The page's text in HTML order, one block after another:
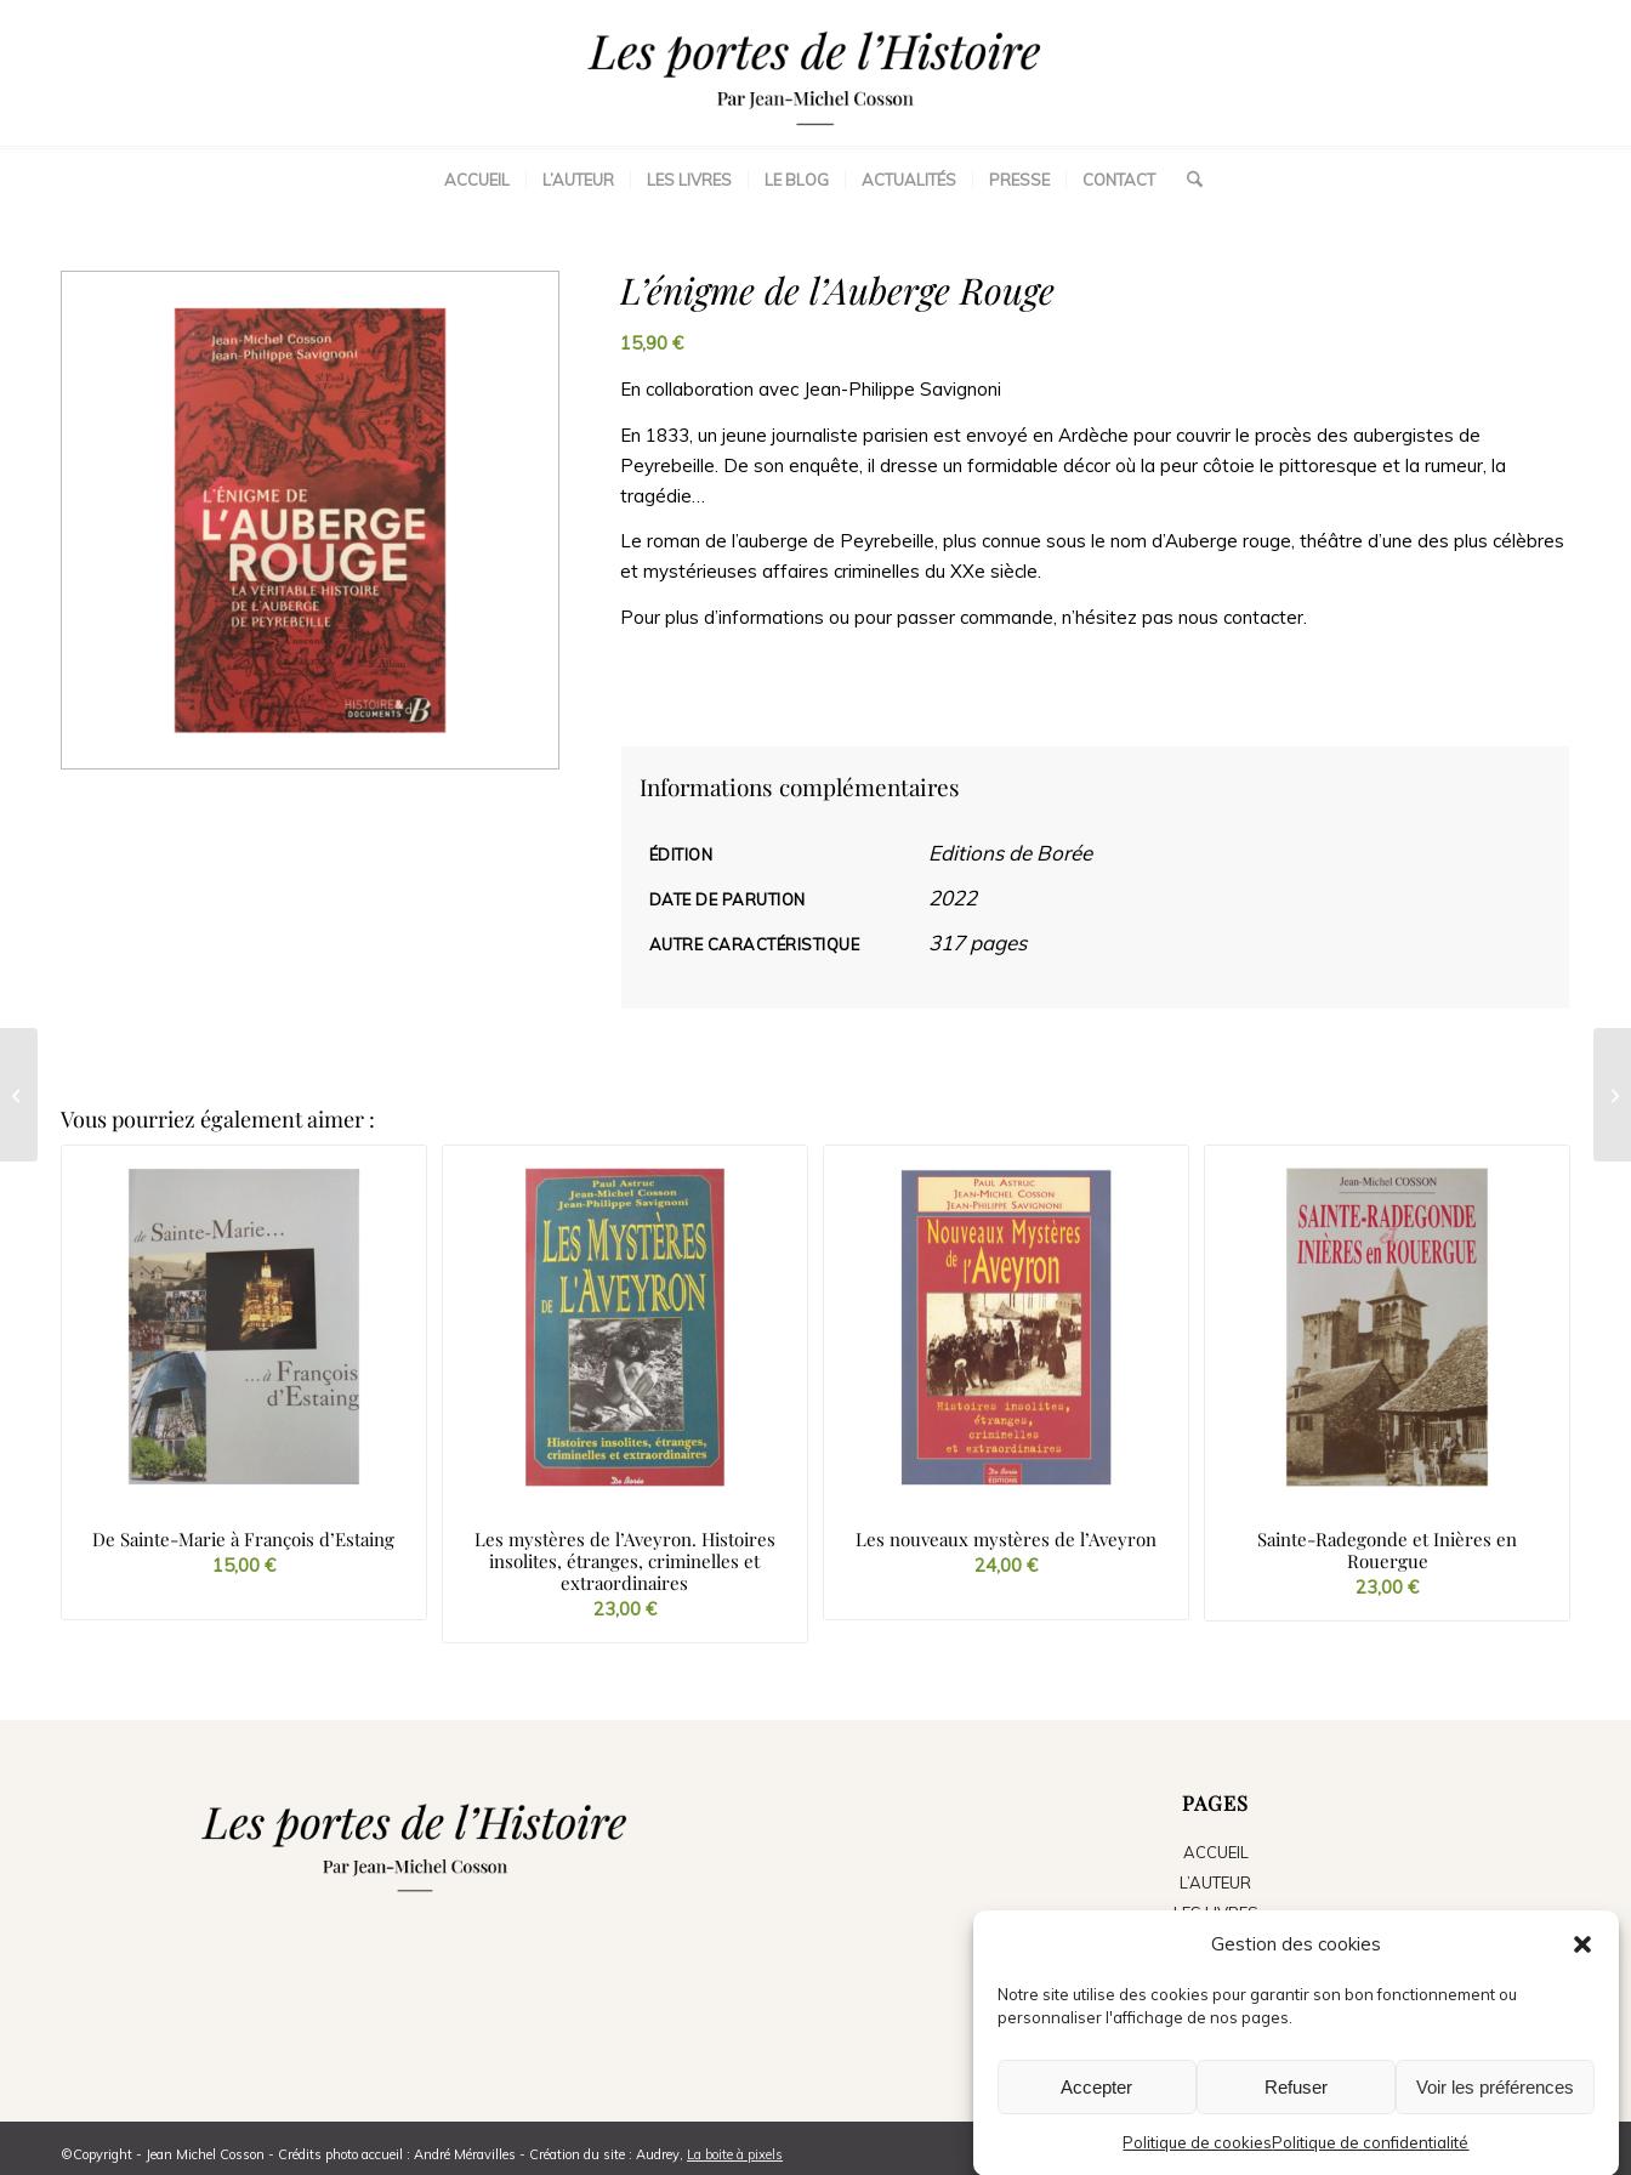
Gestion des cookies
Notre site utilise des cookies pour garantir son bon fonctionnement ou
personnaliser l'affichage de nos pages.
Accepter Refuser Voir les préférences
Politique de cookiesPolitique de confidentialité
ACCUEIL L’AUTEUR LES LIVRES LE BLOG ACTUALITÉS PRESSE CONTACT
L’énigme de l’Auberge Rouge
15,90 €
En collaboration avec Jean-Philippe Savignoni
En 1833, un jeune journaliste parisien est envoyé en Ardèche pour couvrir le procès des aubergistes de
Peyrebeille. De son enquête, il dresse un formidable décor où la peur côtoie le pittoresque et la rumeur, la
tragédie…
Le roman de l’auberge de Peyrebeille, plus connue sous le nom d’Auberge rouge, théâtre d’une des plus célèbres
et mystérieuses affaires criminelles du XXe siècle.
Pour plus d’informations ou pour passer commande, n’hésitez pas nous contacter.
Informations complémentaires
ÉDITION Editions de Borée
DATE DE PARUTION 2022
AUTRE CARACTÉRISTIQUE 317 pages
Vous pourriez également aimer :
De Sainte-Marie à François d’Estaing
15,00 €
Les mystères de l’Aveyron. Histoires
insolites, étranges, criminelles et
extraordinaires
23,00 €
Les nouveaux mystères de l’Aveyron
24,00€
Sainte-Radegonde et Inières en
Rouergue
23,00€
PAGES
ACCUEIL
L’AUTEUR
LES LIVRES
LE BLOG
PRESSE
©Copyright - Jean Michel Cosson - Crédits photo accueil : André Méravilles - Création du site : Audrey, La boite à pixels Mentions légales Politique de confidentialité Politique de cookies (UE)
de 1790 à nos jours